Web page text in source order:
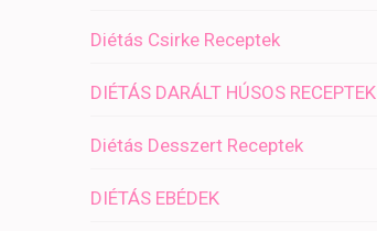
Diétás Csirke Receptek
DIÉTÁS DARÁLT HÚSOS RECEPTEK
Diétás Desszert Receptek
DIÉTÁS EBÉDEK